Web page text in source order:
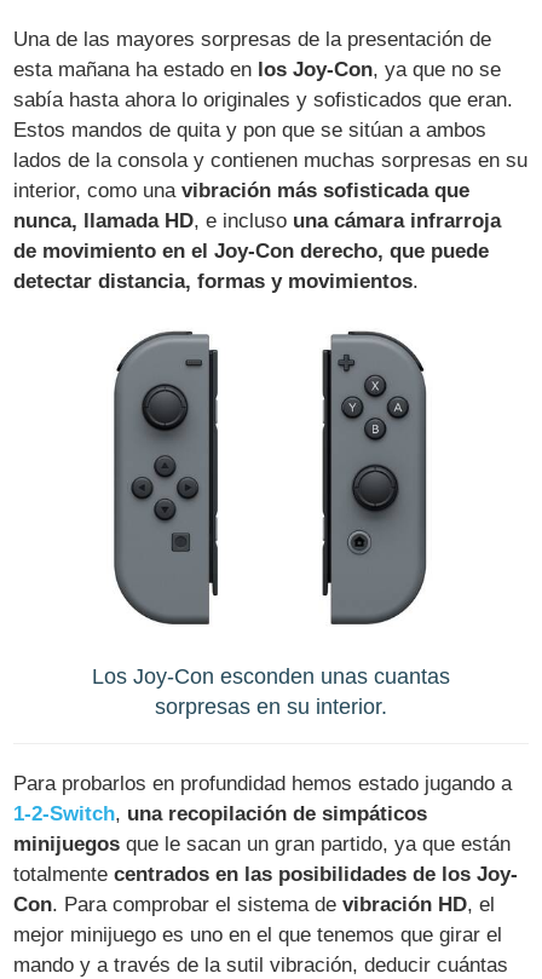
Una de las mayores sorpresas de la presentación de
esta mañana ha estado en los Joy-Con, ya que no se
sabía hasta ahora lo originales y sofisticados que eran.
Estos mandos de quita y pon que se sitúan a ambos
lados de la consola y contienen muchas sorpresas en su
interior, como unavibración más sofisticada que
nunca, llamada HD, e incluso una cámara infrarroja
de movimiento en el Joy-Con derecho, que puede
detectar distancia, formas y movimientos.
Los Joy-Con esconden unas cuantas
sorpresas en su interior.
Para probarlos en profundidad hemos estado jugando a
1-2-Switch, una recopilación de simpáticos
minijuegos que le sacan un gran partido, ya que están
totalmentecentrados en las posibilidades de los Joy-
Con. Para comprobar el sistema devibración HD, el
mejor minijuego es uno en el que tenemos que girar el
mando y a través de la sutil vibración, deducir cuántas